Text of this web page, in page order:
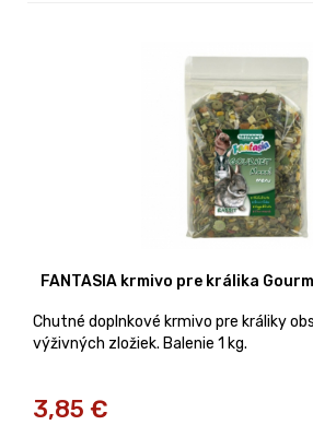
FANTASIA krmivo pre králika
Chutné doplnkové krmivo pre králiky
výživných zložiek. Balenie 1 kg.
3,85 €